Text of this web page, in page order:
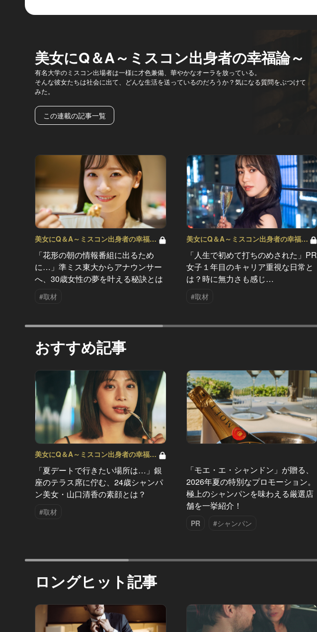
美女にQ＆A～ミスコン出身者の幸福論～
有名大学のミスコン出場者は一様に才色兼備、華やかなオーラを放っている。
そんな彼女たちは社会に出て、どんな生活を送っているのだろうか？気になる質問をぶつけて
みた。
この連載の記事一覧
美女にQ＆A～ミスコン出身者の幸福論
～ Vol.10
「花形の朝の情報番組に出るため
に…」準ミス東大からアナウンサー
へ、30歳女性の夢を叶える秘訣とは
#取材
美女にQ＆A～ミスコン出身者の幸福論
～ Vol.9
「人生で初めて打ちのめされた」PR
女子１年目のキャリア重視な日常と
は？時に無力さも感じ…
#取材
おすすめ記事
美女にQ＆A～ミスコン出身者の幸福論
「夏デートで行きたい場所は…」銀
座のテラス席に佇む、24歳シャンパ
ン美女・山口清香の素顔とは？
#取材
「モエ・エ・シャンドン」が贈る、
2026年夏の特別なプロモーション。
極上のシャンパンを味わえる厳選店
舗を一挙紹介！
PR #シャンパン
ロングヒット記事